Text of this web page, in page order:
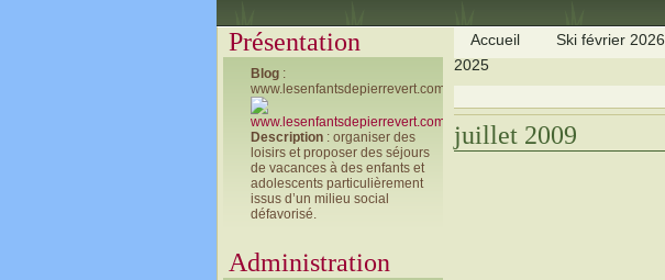
Présentation
Blog :
www.lesenfantsdepierrevert.com
Description : organiser des
loisirs et proposer des séjours
de vacances à des enfants et
adolescents particulièrement
issus d’un milieu social
défavorisé.
Administration
Accueil Ski février 2026
2025
juillet 2009